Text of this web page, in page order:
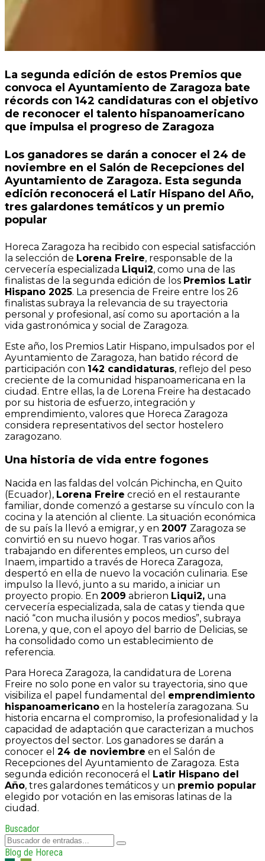
La segunda edición de estos Premios que
convoca el Ayuntamiento de Zaragoza bate
récords con 142 candidaturas con el objetivo
de reconocer el talento hispanoamericano
que impulsa el progreso de Zaragoza
Los ganadores se darán a conocer el 24 de
noviembre en el Salón de Recepciones del
Ayuntamiento de Zaragoza. Esta segunda
edición reconocerá el Latir Hispano del Año,
tres galardones temáticos y un premio
popular
Horeca Zaragoza ha recibido con especial satisfacción
la selección de Lorena Freire, responsable de la
cervecería especializada Liqui2, como una de las
finalistas de la segunda edición de los Premios Latir
Hispano 2025. La presencia de Freire entre los 26
finalistas subraya la relevancia de su trayectoria
personal y profesional, así como su aportación a la
vida gastronómica y social de Zaragoza.
Este año, los Premios Latir Hispano, impulsados por el
Ayuntamiento de Zaragoza, han batido récord de
participación con 142 candidaturas, reflejo del peso
creciente de la comunidad hispanoamericana en la
ciudad. Entre ellas, la de Lorena Freire ha destacado
por su historia de esfuerzo, integración y
emprendimiento, valores que Horeca Zaragoza
considera representativos del sector hostelero
zaragozano.
Una historia de vida entre fogones
Nacida en las faldas del volcán Pichincha, en Quito
(Ecuador), Lorena Freire creció en el restaurante
familiar, donde comenzó a gestarse su vínculo con la
cocina y la atención al cliente. La situación económica
de su país la llevó a emigrar, y en 2007 Zaragoza se
convirtió en su nuevo hogar. Tras varios años
trabajando en diferentes empleos, un curso del
Inaem, impartido a través de Horeca Zaragoza,
despertó en ella de nuevo la vocación culinaria. Ese
impulso la llevó, junto a su marido, a iniciar un
proyecto propio. En 2009 abrieron Liqui2, una
cervecería especializada, sala de catas y tienda que
nació “con mucha ilusión y pocos medios”, subraya
Lorena, y que, con el apoyo del barrio de Delicias, se
ha consolidado como un establecimiento de
referencia.
Para Horeca Zaragoza, la candidatura de Lorena
Freire no solo pone en valor su trayectoria, sino que
visibiliza el papel fundamental del emprendimiento
hispanoamericano en la hostelería zaragozana. Su
historia encarna el compromiso, la profesionalidad y la
capacidad de adaptación que caracterizan a muchos
proyectos del sector. Los ganadores se darán a
conocer el 24 de noviembre en el Salón de
Recepciones del Ayuntamiento de Zaragoza. Esta
segunda edición reconocerá el
Latir Hispano del
Año, tres galardones temáticos y un premio popular
elegido por votación en las emisoras latinas de la
ciudad.
Buscador
Blog de Horeca